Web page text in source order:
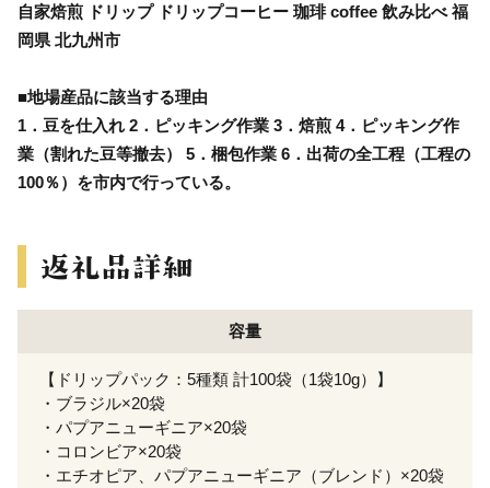
自家焙煎 ドリップ ドリップコーヒー 珈琲 coffee 飲み比べ 福
岡県 北九州市
■地場産品に該当する理由
1．豆を仕入れ 2．ピッキング作業 3．焙煎 4．ピッキング作
業（割れた豆等撤去） 5．梱包作業 6．出荷の全工程（工程の
100％）を市内で行っている。
容量
【ドリップパック：5種類 計100袋（1袋10g）】
・ブラジル×20袋
・パプアニューギニア×20袋
・コロンビア×20袋
・エチオピア、パプアニューギニア（ブレンド）×20袋